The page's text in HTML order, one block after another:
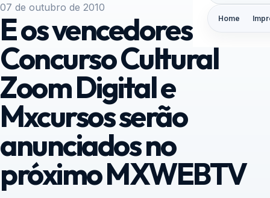
Home
07 de outubro de 2010
E os vencedores do
Concurso Cultural
Zoom Digital e
Mxcursos serão
anunciados no
próximo MXWEBTV